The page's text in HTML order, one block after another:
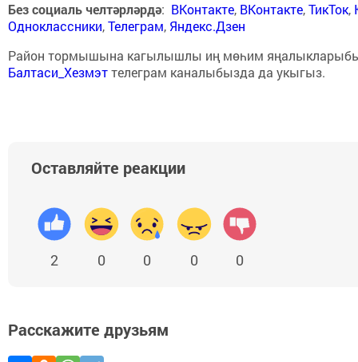
Без социаль челтәрләрдә: ВКонтакте, ВКонтакте,ТикТок,
Одноклассники,Телеграм, Яндекс.Дзен
Район тормышына кагылышлы иң мөһим
Балтаси_Хезмэттелеграм каналыбызда да укыгыз.
Оставляйте реакции
2 0 0 0 0
Расскажите друзьям